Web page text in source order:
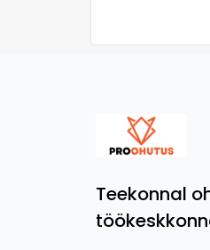
Teekonnal